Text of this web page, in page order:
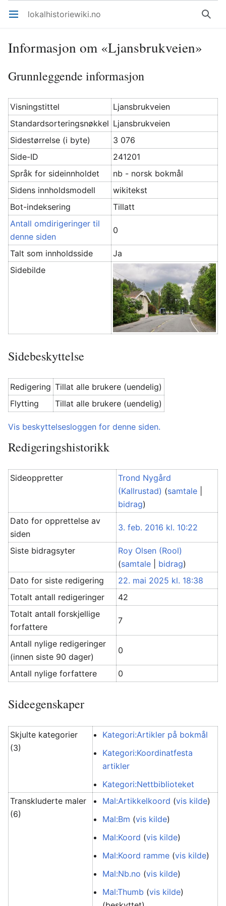
Åpne hovedmenyen lokalhistoriewiki.no Søk
Informasjon om «Ljansbrukveien»
Grunnleggende informasjon
Visningstittel
Ljansbrukveien
Standardsorteringsnøkkel Ljansbrukveien
Sidestørrelse (i byte)
3 076
Side-ID
241201
Språk for sideinnholdet
nb - norsk bokmål
Sidens innholdsmodell
wikitekst
Bot-indeksering
Tillatt
Antall omdirigeringer til
denne siden
0
Talt som innholdsside
Ja
Sidebilde
Sidebeskyttelse
Redigering Tillat alle brukere (uendelig)
Flytting
Tillat alle brukere (uendelig)
Vis beskyttelsesloggen for denne siden.
Redigeringshistorikk
Sideoppretter
Trond Nygård
(Kallrustad) (samtale
bidrag)
Dato for opprettelse av
siden
3. feb. 2016 kl. 10:22
Siste bidragsyter
Roy Olsen (Rool)
(samtale bidrag)
Dato for siste redigering
22. mai 2025 kl. 18:38
Totalt antall redigeringer
42
Totalt antall forskjellige
forfattere
7
Antall nylige redigeringer
(innen siste 90 dager)
0
Antall nylige forfattere 0
Sideegenskaper
Skjulte kategorier
(3)
Kategori:Artikler på bokmål
Kategori:Koordinatfesta
artikler
Kategori:Nettbiblioteket
Transkluderte maler
(6)
Mal:Artikkelkoord (vis kilde)
Mal:Bm (vis kilde)
Mal:Koord (vis kilde)
Mal:Koord ramme (vis kilde)
Mal:Nb.no (vis kilde)
Mal:Thumb (vis kilde)